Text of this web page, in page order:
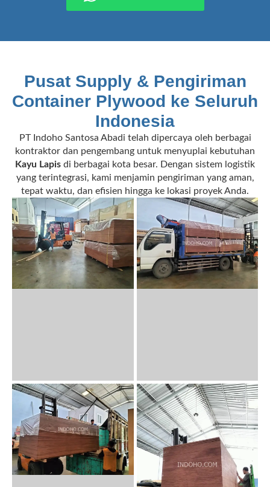
Pusat Supply & Pengiriman
Container Plywood ke Seluruh
Indonesia
PT Indoho Santosa Abadi telah dipercaya oleh berbagai
kontraktor dan pengembang untuk menyuplai kebutuhan
Kayu Lapis di berbagai kota besar. Dengan sistem logistik
yang terintegrasi, kami menjamin pengiriman yang aman,
tepat waktu, dan efisien hingga ke lokasi proyek Anda.